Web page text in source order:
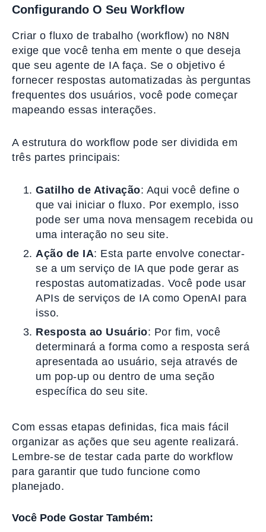
Configurando O Seu Workflow
Criar o fluxo de trabalho (workflow) no N8N
exige que você tenha em mente o que deseja
que seu agente de IA faça. Se o objetivo é
fornecer respostas automatizadas às perguntas
frequentes dos usuários, você pode começar
mapeando essas interações.
A estrutura do workflow pode ser dividida em
três partes principais:
Gatilho de Ativação: Aqui você define o
que vai iniciar o fluxo. Por exemplo, isso
pode ser uma nova mensagem recebida ou
uma interação no seu site.
Ação de IA: Esta parte envolve conectar-
se a um serviço de IA que pode gerar as
respostas automatizadas. Você pode usar
APIs de serviços de IA como OpenAI para
isso.
Resposta ao Usuário: Por fim, você
determinará a forma como a resposta será
apresentada ao usuário, seja através de
um pop-up ou dentro de uma seção
específica do seu site.
Com essas etapas definidas, fica mais fácil
organizar as ações que seu agente realizará.
Lembre-se de testar cada parte do workflow
para garantir que tudo funcione como
planejado.
Você Pode Gostar Também: